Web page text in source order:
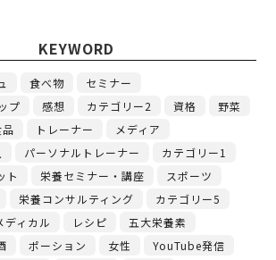
KEYWORD
食べ物
セミナー
プ
感想 カテゴリー2 資格
野菜
トレーナー
メディア
パーソナルトレーナー
カテゴリー1
ト 栄養セミナー・講座
スポーツ
栄養コンサルティング
カテゴリー5
ディカル レシピ
五大栄養素
ポーション 女性
YouTube発信